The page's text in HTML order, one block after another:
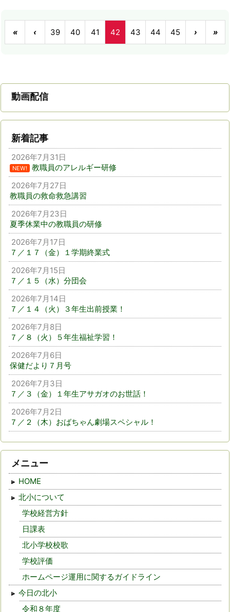
« ‹ 39 40 41 42 43 44 45 › »
動画配信
新着記事
2026年7月31日
NEW!
教職員のアレルギー研修
2026年7月27日
教職員の救命救急講習
2026年7月23日
夏季休業中の教職員の研修
2026年7月17日
７／１７（金）１学期終業式
2026年7月15日
７／１５（水）分団会
2026年7月14日
７／１４（火）３年生出前授業！
2026年7月8日
７／８（火）５年生福祉学習！
2026年7月6日
保健だより７月号
2026年7月3日
７／３（金）１年生アサガオのお世話！
2026年7月2日
７／２（木）おばちゃん劇場スペシャル！
メニュー
HOME
北小について
学校経営方針
日課表
北小学校校歌
学校評価
ホームページ運用に関するガイドライン
今日の北小
令和８年度